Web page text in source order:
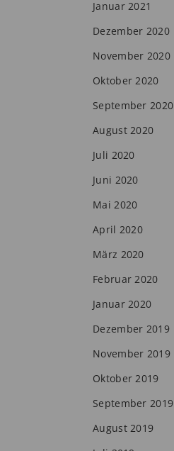
Januar 2021
Dezember 2020
November 2020
Oktober 2020
September 2020
August 2020
Juli 2020
Juni 2020
Mai 2020
April 2020
März 2020
Februar 2020
Januar 2020
Dezember 2019
November 2019
Oktober 2019
September 2019
August 2019